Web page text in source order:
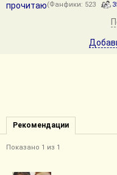
прочитаю(Фанфики: 523
Рекомендации
Показано 1 из 1